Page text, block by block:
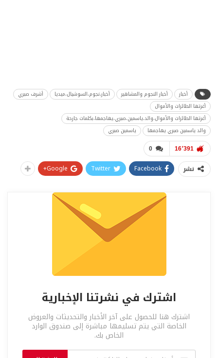
أخبار أخبار النجوم والمشاهير أخبار،نجوم،السوشيال،ميديا
أشرف صبري
أغرتها الطائرات والأموال
أغرتها الطائرات والأموال،والد،ياسمين،صبري،يهاجمها،بكلمات جارحة
والد ياسمين صبري يهاجمها
ياسمين صبري
0 16٬391
نشر Facebook
Twitter
Google+
اشترك في نشرتنا الإخبارية
اشترك هنا للحصول على آخر الأخبار والتحديثات والعروض
الخاصة التي يتم تسليمها مباشرة إلى صندوق الوارد
الخاص بك.